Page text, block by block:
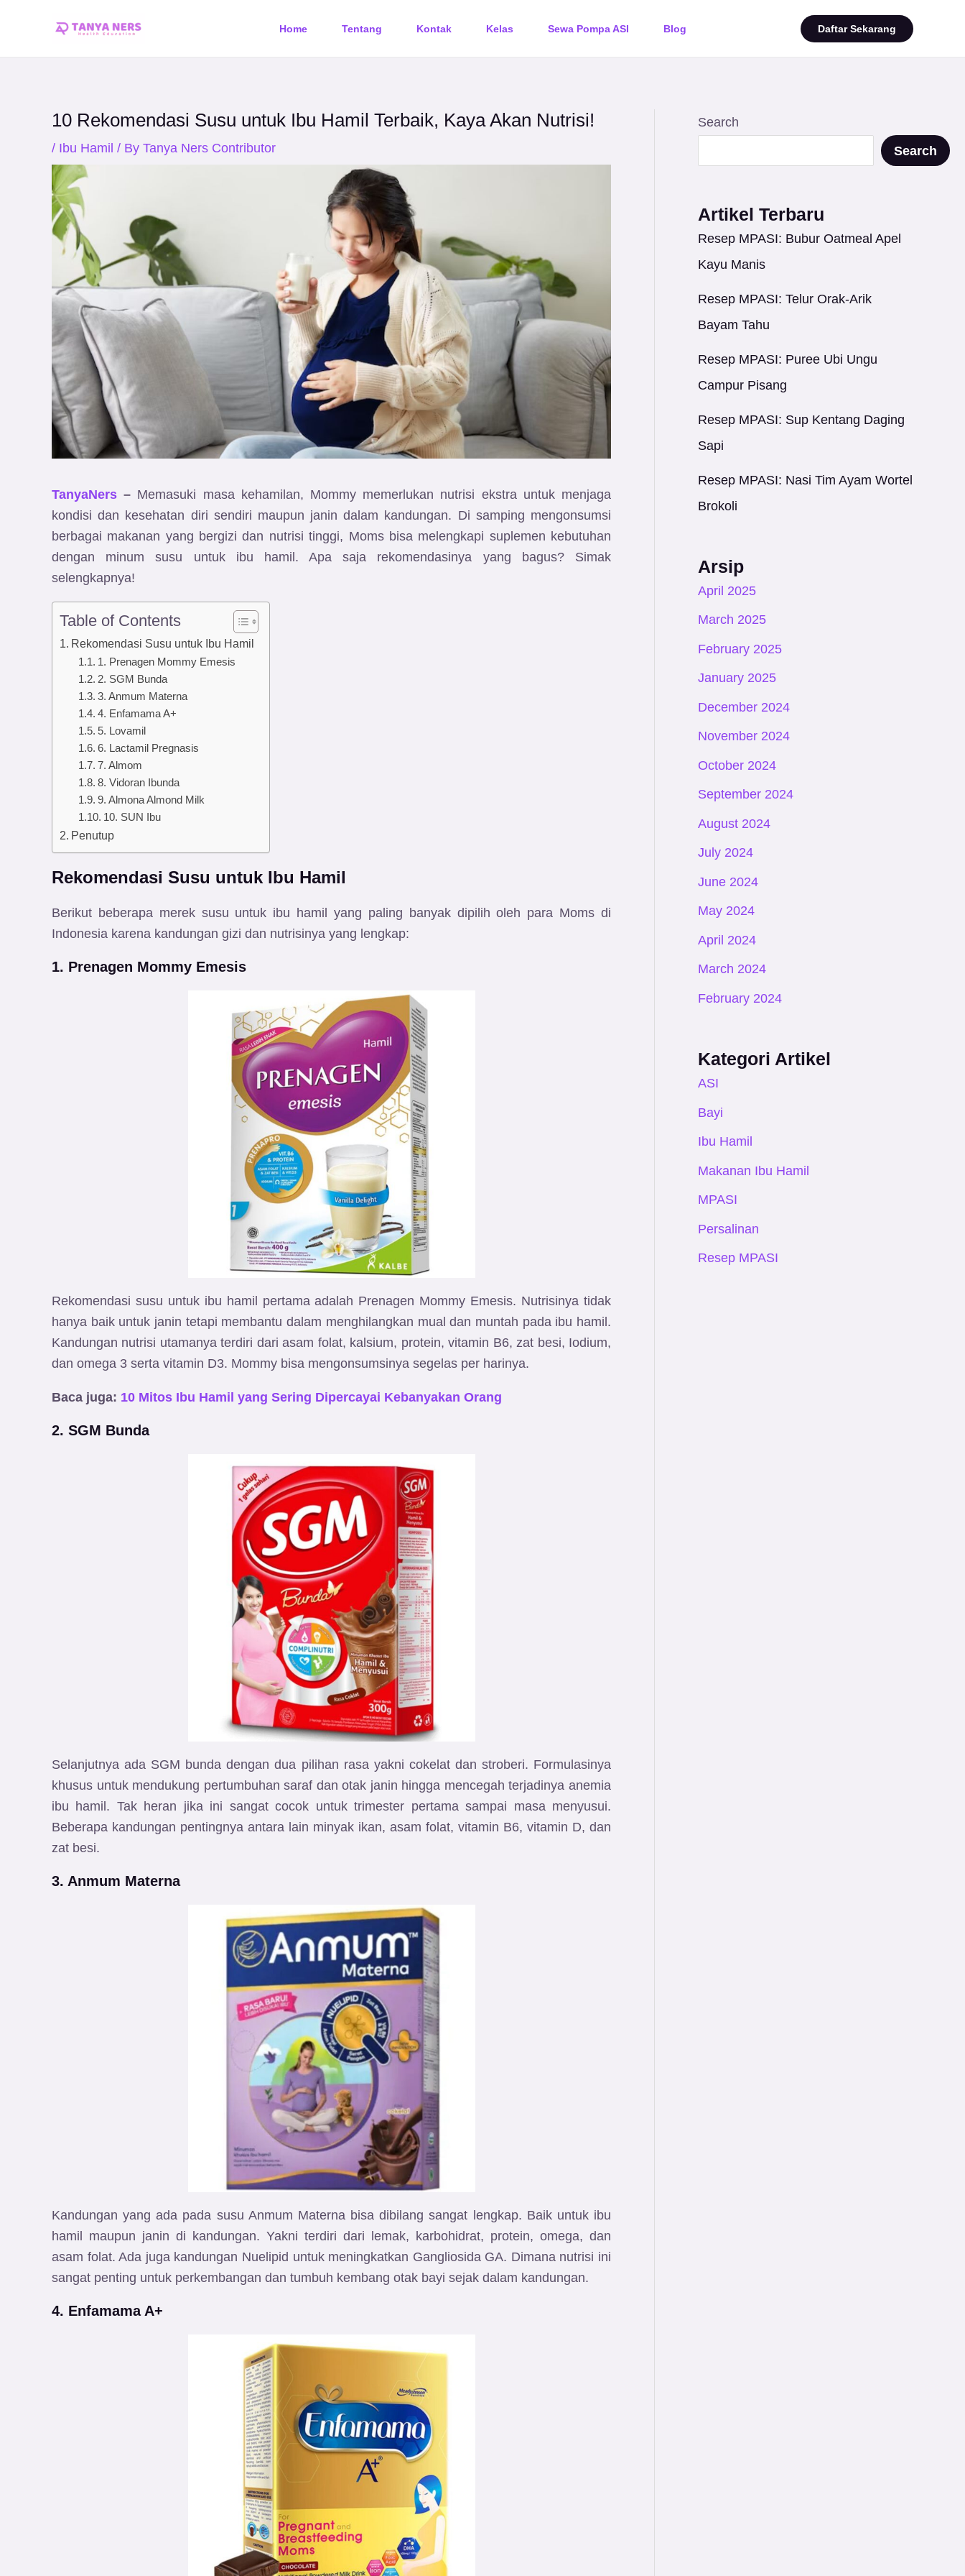
Home Tentang Kontak Kelas Sewa Pompa ASI Blog Daftar Sekarang
10 Rekomendasi Susu untuk Ibu Hamil Terbaik, Kaya Akan Nutrisi!
/ Ibu Hamil / By Tanya Ners Contributor
TanyaNers – Memasuki masa kehamilan, Mommy memerlukan nutrisi ekstra untuk menjaga
kondisi dan kesehatan diri sendiri maupun janin dalam kandungan. Di samping mengonsumsi
berbagai makanan yang bergizi dan nutrisi tinggi, Moms bisa melengkapi suplemen kebutuhan
dengan minum susu untuk ibu hamil. Apa saja rekomendasinya yang bagus? Simak
selengkapnya!
Table of Contents
Rekomendasi Susu untuk Ibu Hamil
1. Prenagen Mommy Emesis
2. SGM Bunda
3. Anmum Materna
4. Enfamama A+
5. Lovamil
6. Lactamil Pregnasis
7. Almom
8. Vidoran Ibunda
9. Almona Almond Milk
10. SUN Ibu
Penutup
Rekomendasi Susu untuk Ibu Hamil
Berikut beberapa merek susu untuk ibu hamil yang paling banyak dipilih oleh para Moms di
Indonesia karena kandungan gizi dan nutrisinya yang lengkap:
1. Prenagen Mommy Emesis
Rekomendasi susu untuk ibu hamil pertama adalah Prenagen Mommy Emesis. Nutrisinya tidak
hanya baik untuk janin tetapi membantu dalam menghilangkan mual dan muntah pada ibu hamil.
Kandungan nutrisi utamanya terdiri dari asam folat, kalsium, protein, vitamin B6, zat besi, Iodium,
dan omega 3 serta vitamin D3. Mommy bisa mengonsumsinya segelas per harinya.
Baca juga: 10 Mitos Ibu Hamil yang Sering Dipercayai Kebanyakan Orang
2. SGM Bunda
Selanjutnya ada SGM bunda dengan dua pilihan rasa yakni cokelat dan stroberi. Formulasinya
khusus untuk mendukung pertumbuhan saraf dan otak janin hingga mencegah terjadinya anemia
ibu hamil. Tak heran jika ini sangat cocok untuk trimester pertama sampai masa menyusui.
Beberapa kandungan pentingnya antara lain minyak ikan, asam folat, vitamin B6, vitamin D, dan
zat besi.
3. Anmum Materna
Kandungan yang ada pada susu Anmum Materna bisa dibilang sangat lengkap. Baik untuk ibu
hamil maupun janin di kandungan. Yakni terdiri dari lemak, karbohidrat, protein, omega, dan
asam folat. Ada juga kandungan Nuelipid untuk meningkatkan Gangliosida GA. Dimana nutrisi ini
sangat penting untuk perkembangan dan tumbuh kembang otak bayi sejak dalam kandungan.
4. Enfamama A+
navigation
Search
Search
Artikel Terbaru
Resep MPASI: Bubur Oatmeal Apel
Kayu Manis
Resep MPASI: Telur Orak-Arik
Bayam Tahu
Resep MPASI: Puree Ubi Ungu
Campur Pisang
Resep MPASI: Sup Kentang Daging
Sapi
Resep MPASI: Nasi Tim Ayam Wortel
Brokoli
Arsip
April 2025
March 2025
February 2025
January 2025
December 2024
November 2024
October 2024
September 2024
August 2024
July 2024
June 2024
May 2024
April 2024
March 2024
February 2024
Kategori Artikel
ASI
Bayi
Ibu Hamil
Makanan Ibu Hamil
MPASI
Persalinan
Resep MPASI